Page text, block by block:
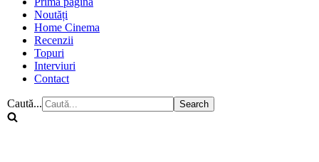
Noutăți
Home Cinema
Recenzii
Topuri
Interviuri
Contact
Caută...